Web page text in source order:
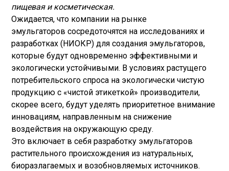
пищевая и косметическая.
Ожидается, что компании на рынке
эмульгаторов сосредоточятся на исследованиях и
разработках (НИОКР) для создания эмульгаторов,
которые будут одновременно эффективными и
экологически устойчивыми. В условиях растущего
потребительского спроса на экологически чистую
продукцию с «чистой этикеткой» производители,
скорее всего, будут уделять приоритетное внимание
инновациям, направленным на снижение
воздействия на окружающую среду.
Это включает в себя разработку эмульгаторов
растительного происхождения из натуральных,
биоразлагаемых и возобновляемых источников.